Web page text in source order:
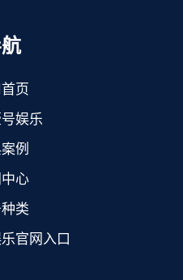
页
娱乐
例
心
类
官网入口